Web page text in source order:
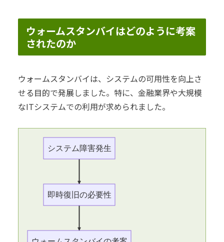
ウォームスタンバイはどのように考案
されたのか
ウォームスタンバイは、システムの可用性を向上さ
せる目的で発展しました。特に、金融業界や大規模
なITシステムでの利用が求められました。
システム障害発生
即時復旧の必要性